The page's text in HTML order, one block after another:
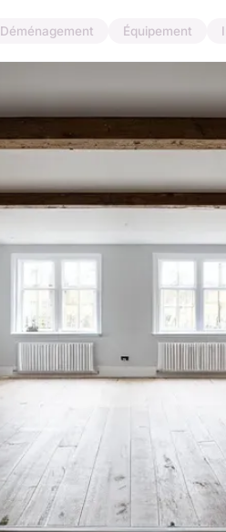
Déménagement Équipement